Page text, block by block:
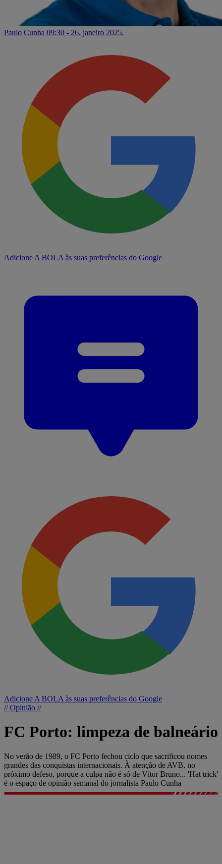
Paulo Cunha 09:30 - 26. janeiro 2025.
Adicione A BOLA às suas preferências do Google
Adicione A BOLA às suas preferências do Google
// Opinião //
FC Porto: limpeza de balneário
No verão de 1989, o FC Porto fechou ciclo que sacrificou nomes
grandes das conquistas internacionais. À atenção de AVB, no
próximo defeso, porque a culpa não é só de Vítor Bruno... 'Hat trick'
é o espaço de opinião semanal do jornalista Paulo Cunha